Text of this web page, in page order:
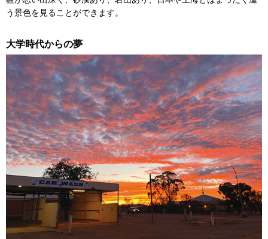
う景色を見ることができます。
大学時代からの夢